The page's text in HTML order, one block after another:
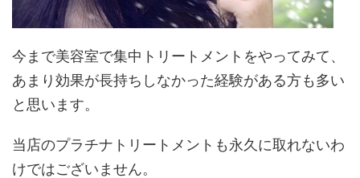
今まで美容室で集中トリートメントをやってみて、
あまり効果が長持ちしなかった経験がある方も多い
と思います。
当店のプラチナトリートメントも永久に取れないわ
けではございません。